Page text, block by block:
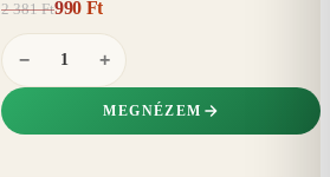
2 381 Ft990 Ft
− +
MEGNÉZEM